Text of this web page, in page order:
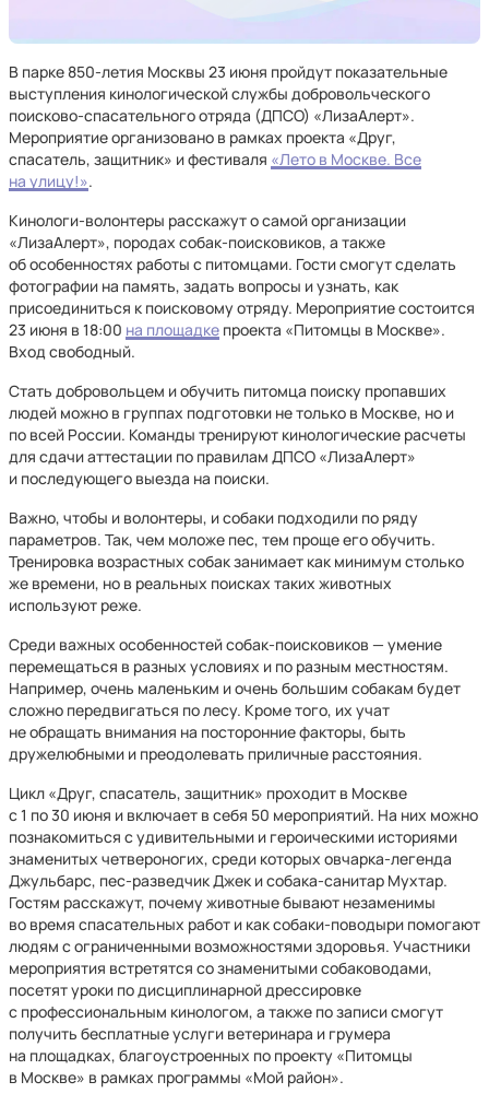
В парке 850-летия Москвы 23 июня пройдут показательные
выступления кинологической службы добровольческого
поисково-спасательного отряда (ДПСО) «ЛизаАлерт».
Мероприятие организовано в рамках проекта «Друг,
спасатель, защитник» и фестиваля «Лето в Москве. Все
на улицу!».
Кинологи-волонтеры расскажут о самой организации
«ЛизаАлерт», породах собак-поисковиков, а также
об особенностях работы с питомцами. Гости смогут сделать
фотографии на память, задать вопросы и узнать, как
присоединиться к поисковому отряду. Мероприятие состоится
23 июня в 18:00 на площадке проекта «Питомцы в Москве».
Вход свободный.
Стать добровольцем и обучить питомца поиску пропавших
людей можно в группах подготовки не только в Москве, но и
по всей России. Команды тренируют кинологические расчеты
для сдачи аттестации по правилам ДПСО «ЛизаАлерт»
и последующего выезда на поиски.
Важно, чтобы и волонтеры, и собаки подходили по ряду
параметров. Так, чем моложе пес, тем проще его обучить.
Тренировка возрастных собак занимает как минимум столько
же времени, но в реальных поисках таких животных
используют реже.
Среди важных особенностей собак-поисковиков — умение
перемещаться в разных условиях и по разным местностям.
Например, очень маленьким и очень большим собакам будет
сложно передвигаться по лесу. Кроме того, их учат
не обращать внимания на посторонние факторы, быть
дружелюбными и преодолевать приличные расстояния.
Цикл «Друг, спасатель, защитник» проходит в Москве
с 1 по 30 июня и включает в себя 50 мероприятий. На них можно
познакомиться с удивительными и героическими историями
знаменитых четвероногих, среди которых овчарка-легенда
Джульбарс, пес-разведчик Джек и собака-санитар Мухтар.
Гостям расскажут, почему животные бывают незаменимы
во время спасательных работ и как собаки-поводыри помогают
людям с ограниченными возможностями здоровья. Участники
мероприятия встретятся со знаменитыми собаководами,
посетят уроки по дисциплинарной дрессировке
с профессиональным кинологом, а также по записи смогут
получить бесплатные услуги ветеринара и грумера
на площадках, благоустроенных по проекту «Питомцы
в Москве» в рамках программы «Мой район».